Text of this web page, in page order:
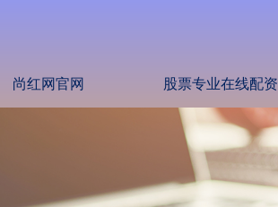
尚红网官网 股票专业在线配资